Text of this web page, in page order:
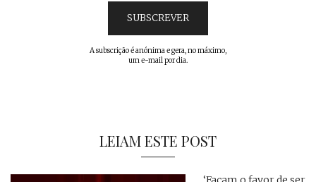
A subscrição é anónima e gera, no máximo,
um e-mail por dia.
LEIAM ESTE POST